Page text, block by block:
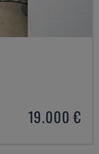
19.000 €